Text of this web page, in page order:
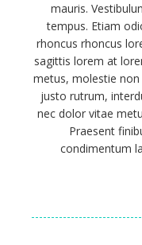
mauris.
tempus. Etiam
rhoncus rhoncus
sagittis lorem at
metus, molestie non
justo rutrum,
nec dolor vitae
Praesent
condimentum